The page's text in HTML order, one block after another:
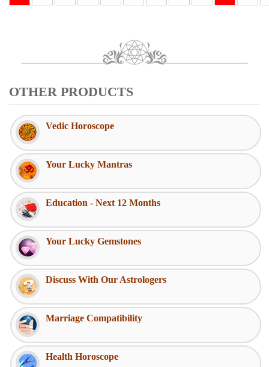
OTHER PRODUCTS
Vedic Horoscope
Your Lucky Mantras
Education - Next 12 Months
Your Lucky Gemstones
Discuss With Our Astrologers
Marriage Compatibility
Health Horoscope